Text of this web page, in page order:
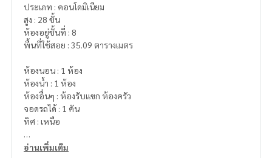
ประเภท : คอนโดมิเนียม
สูง : 28 ชั้น
ห้องอยู่ชั้นที่ : 8
พื้นที่ใช้สอย : 35.09 ตารางเมตร
ห้องนอน : 1 ห้อง
ห้องน้ำ : 1 ห้อง
ห้องอื่นๆ : ห้องรับแขก ห้องครัว
จอดรถได้ : 1 คัน
ทิศ : เหนือ
รายละเอียดเพิ่มเติม :
อ่านเพิ่มเติม